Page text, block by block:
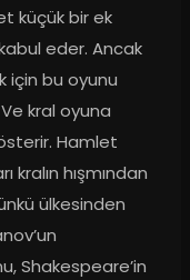
küçük bir ek
eder. Ancak
için bu oyunu
Ve kral oyuna
Hamlet
kralın hışmından
ülkesinden
Shakespeare’in